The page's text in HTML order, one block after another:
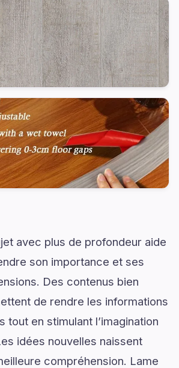
avec plus de profondeur aide
son importance et ses
Des contenus bien
de rendre les informations
tout en stimulant l’imagination
idées nouvelles naissent
compréhension. Lame